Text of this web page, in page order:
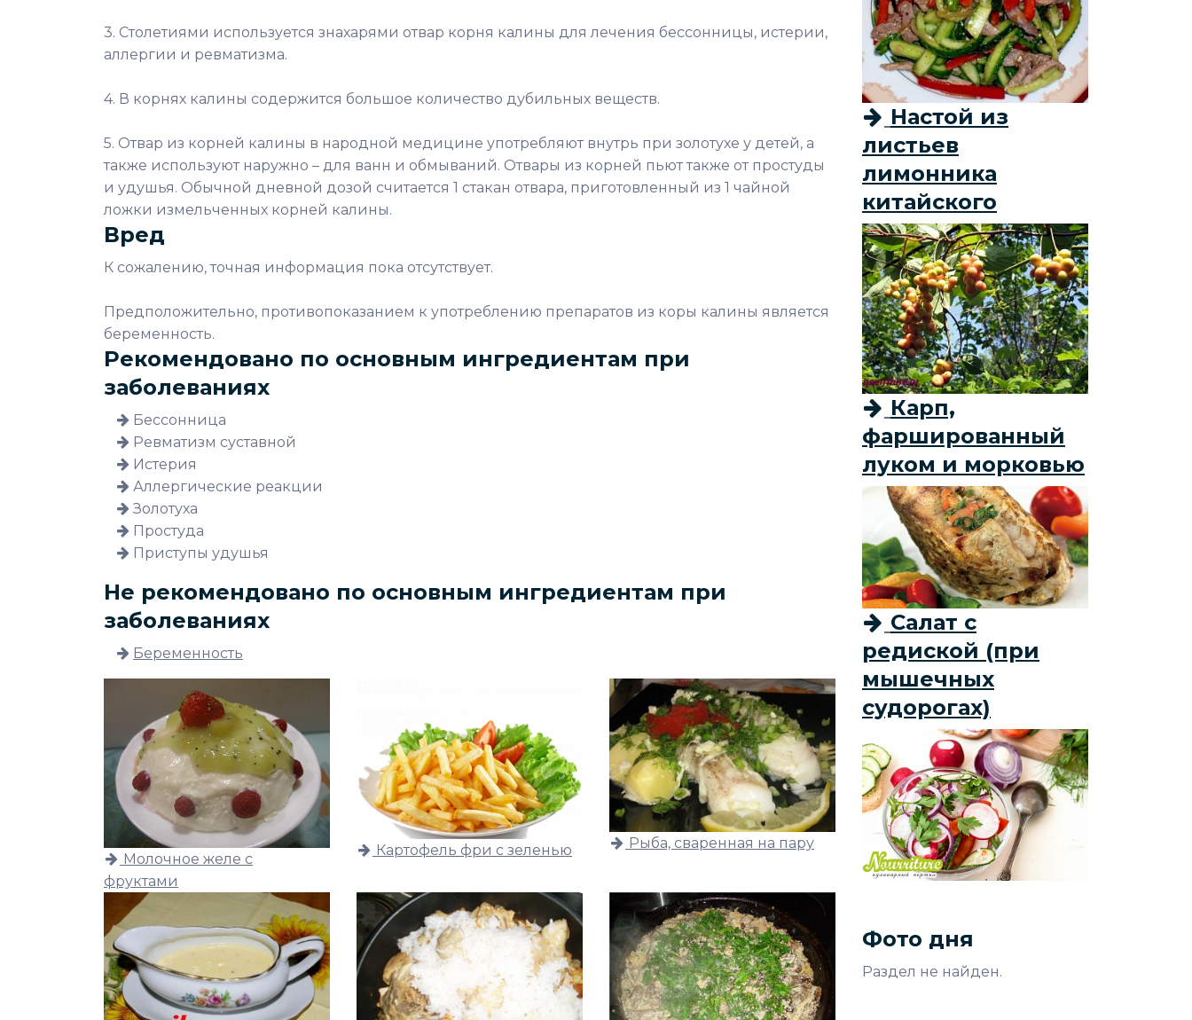
3. Столетиями используется знахарями отвар корня калины для лечения бессонницы, истерии,
аллергии и ревматизма.
4. В корнях калины содержится большое количество дубильных веществ.
5. Отвар из корней калины в народной медицине употребляют внутрь при золотухе у детей, а
также используют наружно – для ванн и обмываний. Отвары из корней пьют также от простуды
и удушья. Обычной дневной дозой считается 1 стакан отвара, приготовленный из 1 чайной
ложки измельченных корней калины.
Вред
К сожалению, точная информация пока отсутствует.
Предположительно, противопоказанием к употреблению препаратов из коры калины является
беременность.
Рекомендовано по основным ингредиентам при
заболеваниях
Бессонница
Ревматизм суставной
Истерия
Аллергические реакции
Золотуха
Простуда
Приступы удушья
Не рекомендовано по основным ингредиентам при
заболеваниях
Беременность
Молочное желе с
фруктами
Картофель фри с зеленью Рыба, сваренная на пару
Настой из
листьев
лимонника
китайского
Карп,
фаршированный
луком и морковью
Салат с
редиской (при
мышечных
судорогах)
Фото дня
Раздел не найден.